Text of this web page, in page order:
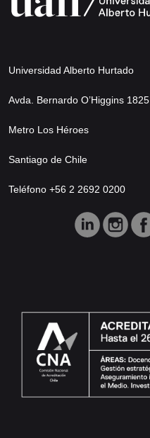
Universidad Alberto Hurtado
Avda. Bernardo O’Higgins 1825
Metro Los Héroes
Santiago de Chile
Teléfono +56 2 2692 0200